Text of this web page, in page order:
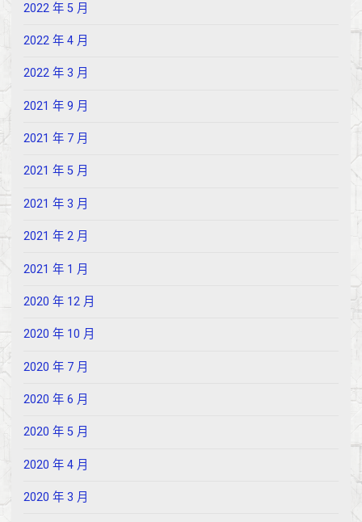
2022 年 5 月
2022 年 4 月
2022 年 3 月
2021 年 9 月
2021 年 7 月
2021 年 5 月
2021 年 3 月
2021 年 2 月
2021 年 1 月
2020 年 12 月
2020 年 10 月
2020 年 7 月
2020 年 6 月
2020 年 5 月
2020 年 4 月
2020 年 3 月